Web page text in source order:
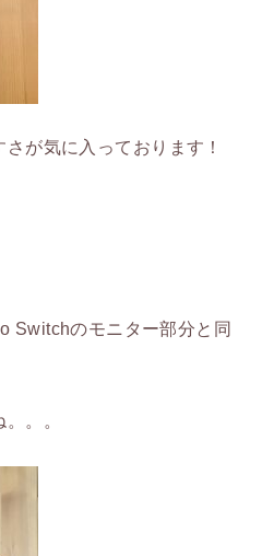
が気に入っております！
Switchのモニター部分と同
。。